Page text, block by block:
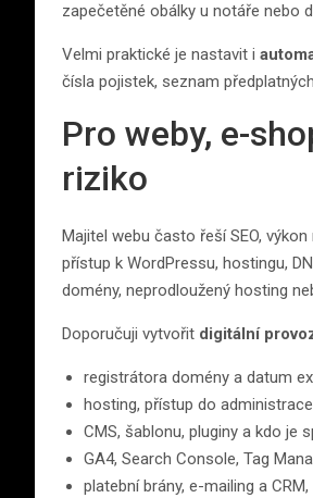
zapečetěné obálky u notáře nebo
Velmi praktické je nastavit i
čísla pojistek, seznam
Pro weby, e-
riziko
Majitel webu často řeší SEO,
přístup k WordPressu, hostingu,
domény, neprodloužený hosting
Doporučuji vytvořit digitální
registrátora domény a datum
hosting, přístup do
CMS, šablonu, pluginy a kdo je
GA4, Search Console, Tag
platební brány, e-mailing a CRM,